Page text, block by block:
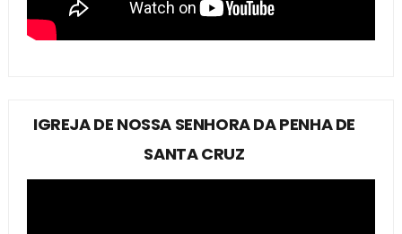
IGREJA DE NOSSA SENHORA DA PENHA DE
SANTA CRUZ